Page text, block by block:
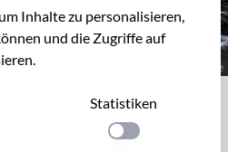
und
Inhalte zu personalisieren,
und die Zugriffe auf
Statistiken
Einstellung